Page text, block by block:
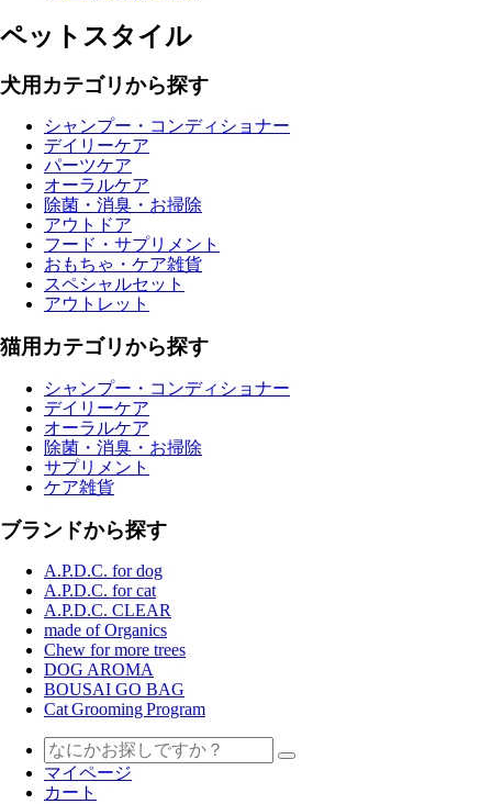
ペットスタイル
犬用カテゴリから探す
シャンプー・コンディショナー
デイリーケア
パーツケア
オーラルケア
除菌・消臭・お掃除
アウトドア
フード・サプリメント
おもちゃ・ケア雑貨
スペシャルセット
アウトレット
猫用カテゴリから探す
シャンプー・コンディショナー
デイリーケア
オーラルケア
除菌・消臭・お掃除
サプリメント
ケア雑貨
ブランドから探す
A.P.D.C. for dog
A.P.D.C. for cat
A.P.D.C. CLEAR
made of Organics
Chew for more trees
DOG AROMA
BOUSAI GO BAG
Cat Grooming Program
マイページ
カート